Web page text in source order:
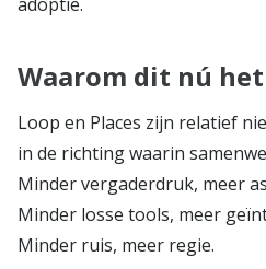
Waarom dit nú
Loop en Places zijn relatief
in de richting waarin
Minder vergaderdruk, meer
Minder losse tools, meer
Minder ruis, meer regie.